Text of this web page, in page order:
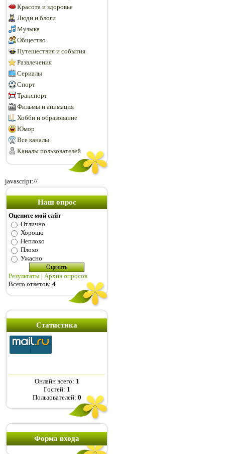
Красота и здоровье
Люди и блоги
Музыка
Общество
Путешествия и события
Развлечения
Сериалы
Спорт
Транспорт
Фильмы и анимация
Хобби и образование
Юмор
Все каналы
Каналы пользователей
javascript://
Наш опрос
Оцените мой сайт
Отлично
Хорошо
Неплохо
Плохо
Ужасно
Результаты | Архив опросов
Всего ответов: 4
Статистика
Онлайн всего: 1
Гостей: 1
Пользователей: 0
Форма входа